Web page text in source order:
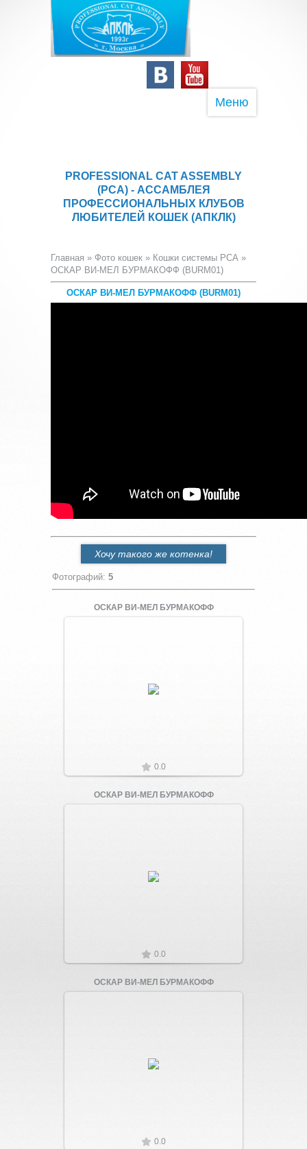
Меню
PROFESSIONAL CAT ASSEMBLY
(PCA) - АССАМБЛЕЯ
ПРОФЕССИОНАЛЬНЫХ КЛУБОВ
ЛЮБИТЕЛЕЙ КОШЕК (АПКЛК)
Главная » Фото кошек » Кошки системы PCA »
ОСКАР ВИ-МЕЛ БУРМАКОФФ (BURM01)
ОСКАР ВИ-МЕЛ БУРМАКОФФ (BURM01)
Хочу такого же котенка!
Фотографий: 5
ОСКАР ВИ-МЕЛ БУРМАКОФФ
Увеличить
0.0
ОСКАР ВИ-МЕЛ БУРМАКОФФ
Увеличить
0.0
ОСКАР ВИ-МЕЛ БУРМАКОФФ
Увеличить
0.0